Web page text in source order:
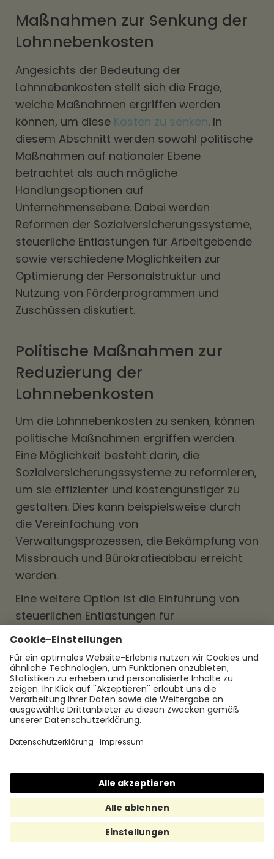
Maßnahmen zur Senkung der
Lohnnebenkosten
Angesichts der Bedeutung der
Lohnnebenkosten stellt sich die Frage,
welche Maßnahmen ergriffen werden
können, um diese Kosten zu senken. In
diesem Abschnitt werden sowohl politische
Maßnahmen auf nationaler Ebene
betrachtet als auch mögliche
Handlungsoptionen auf
Unternehmensebene. Dabei werden
Reformen der Sozialversicherungssysteme,
steuerliche Entlastungen für Arbeitgebende
sowie verschiedene Möglichkeiten zur
Optimierung der Personalstruktur und
Nutzung von Förderprogrammen und
Zuschüssen diskutiert.
Politische Maßnahmen zur
Reduzierung der
Lohnnebenkosten
Um die Lohnnebenkosten zu senken, können
politische Maßnahmen ergriffen werden.
Eine Möglichkeit besteht darin, die
Sozialversicherungssysteme zu reformieren,
um sie effizienter und kostengünstiger zu
gestalten. Dies kann beispielsweise durch
die Vereinfachung von
Verwaltungsprozessen, die Bekämpfung von
Missbrauch und Bürokratieabbau erreicht
werden.
Eine weitere Option ist die Einführung von
steuerlichen Entlastungen für
Arbeitgebende. Durch Steuererleichterungen
können die finanzielle Belastung der
Arbeitgebenden reduziert und Anreize für
die Schaffung neuer Arbeitsplätze
geschaffen werden. Diese Maßnahmen
müssen jedoch sorgfältig abgewogen
werden, um eine ausreichende Finanzierung
sicherzustellen.
Darüber hinaus können auch gezielte
Förderprogramme und Zuschüsse zur
Senkung der Lohnnebenkosten beitragen.
Durch staatliche Unterstützung können